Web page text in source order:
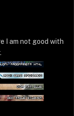
I am not good with